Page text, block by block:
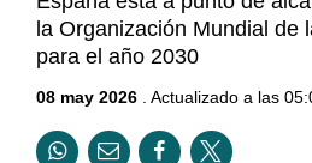
la Organización Mundial de
para el año 2030
08 may 2026 . Actualizado a las